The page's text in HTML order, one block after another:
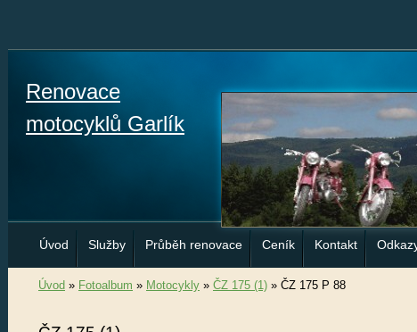
Renovace
motocyklů Garlík
Úvod Služby Průběh renovace Ceník Kontakt
Úvod » Fotoalbum » Motocykly » ČZ 175 (1) » ČZ 175 P 88